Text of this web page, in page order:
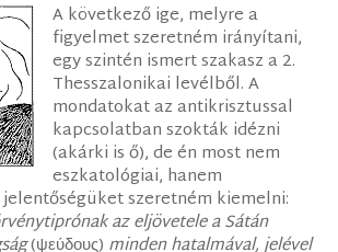
A következő ige, melyre a
figyelmet szeretném irányítani,
egy szintén ismert szakasz a 2.
Thesszalonikai levélből. A
mondatokat az antikrisztussal
kapcsolatban szokták idézni
(akárki is ő), de én most nem
eszkatológiai, hanem
szeretném kiemelni:
az eljövetele a Sátán